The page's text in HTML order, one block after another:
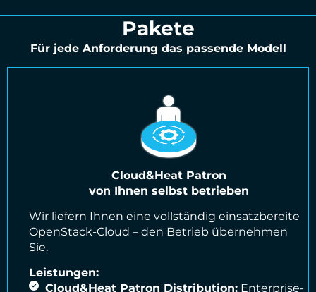
Pakete
Für jede Anforderung das passende Modell
Cloud&Heat Patron
von Ihnen selbst betrieben
Wir liefern Ihnen eine vollständig einsatzbereite
OpenStack-Cloud – den Betrieb übernehmen
Sie.
Leistungen:
Cloud&Heat Patron Distribution:Enterprise-